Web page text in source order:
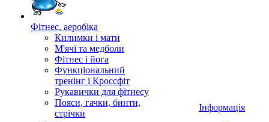
Фітнес, аеробіка
Килимки і мати
М'ячі та медболи
Фітнес і йога
Функціональний
тренінг і Кроссфіт
Рукавички для фітнесу
Пояси, гачки, бинти,
стрічки
Інформація